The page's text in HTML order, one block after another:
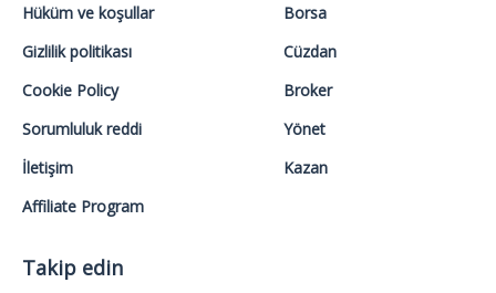
Hüküm ve koşullar
Gizlilik politikası
Cookie Policy
Sorumluluk reddi
İletişim
Affiliate Program
Borsa
Cüzdan
Broker
Yönet
Kazan
Takip edin